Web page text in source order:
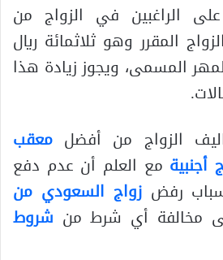
الراغبين في الزواج من
المقرر وهو ثلاثمائة ريال
المسمى، ويجوز زيادة هذا
الزواج من أفضل معقب
أجنبية مع العلم أن عدم دفع
رفضزواج السعودي من
مخالفة أي شرط من شروط